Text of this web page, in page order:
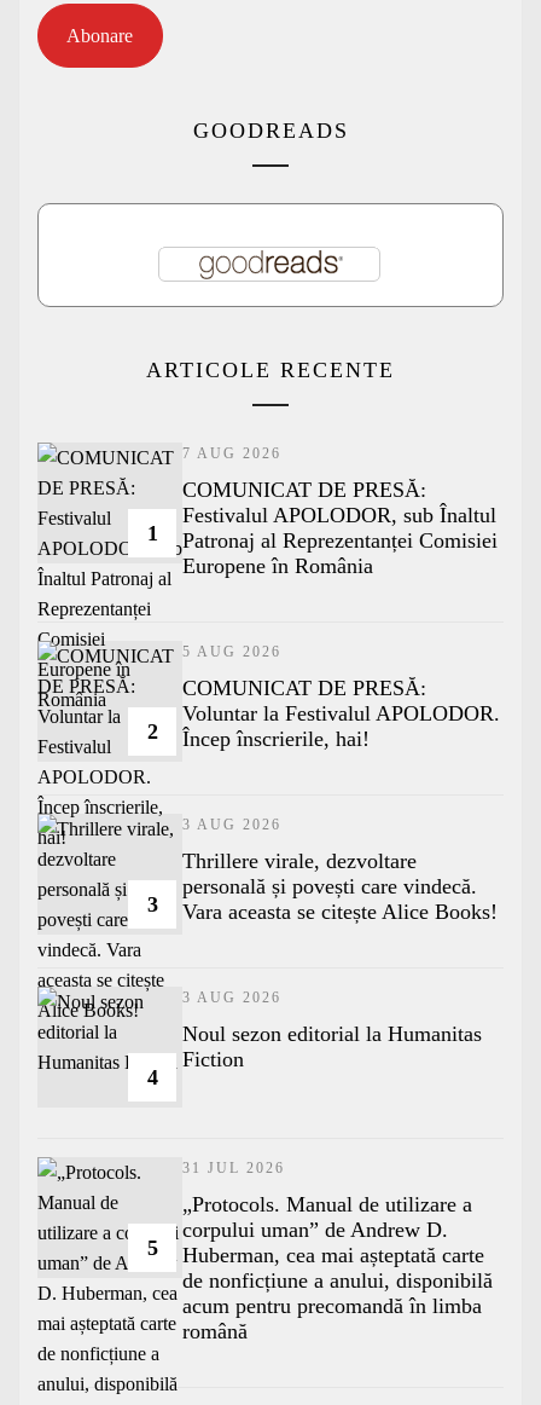
Abonare
GOODREADS
ARTICOLE RECENTE
1
7 AUG 2026
COMUNICAT DE PRESĂ:
Festivalul APOLODOR, sub Înaltul
Patronaj al Reprezentanței Comisiei
Europene în România
2
5 AUG 2026
COMUNICAT DE PRESĂ:
Voluntar la Festivalul APOLODOR.
Încep înscrierile, hai!
3
3 AUG 2026
Thrillere virale, dezvoltare
personală și povești care vindecă.
Vara aceasta se citește Alice Books!
4
3 AUG 2026
​Noul sezon editorial la Humanitas
Fiction
5
31 JUL 2026
„Protocols. Manual de utilizare a
corpului uman” de Andrew D.
Huberman, cea mai așteptată carte
de nonficțiune a anului, disponibilă
acum pentru precomandă în limba
română